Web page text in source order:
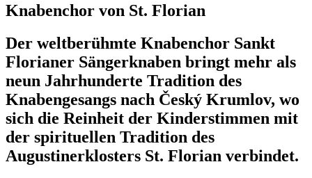
Knabenchor von St. Florian
Der weltberühmte Knabenchor Sankt
Florianer Sängerknaben bringt mehr als
neun Jahrhunderte Tradition des
Knabengesangs nach Český Krumlov, wo
sich die Reinheit der Kinderstimmen mit
der spirituellen Tradition des
Augustinerklosters St. Florian verbindet.